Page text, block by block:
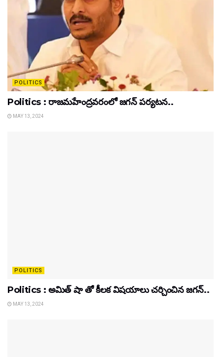
POLITICS
Politics : రాజమహేంద్రవరంలో జగన్ పర్యటన..
MAY 13, 2024
POLITICS
Politics : అమిత్ షా తో కీలక విషయాలు చర్చించిన జగన్..
MAY 13, 2024